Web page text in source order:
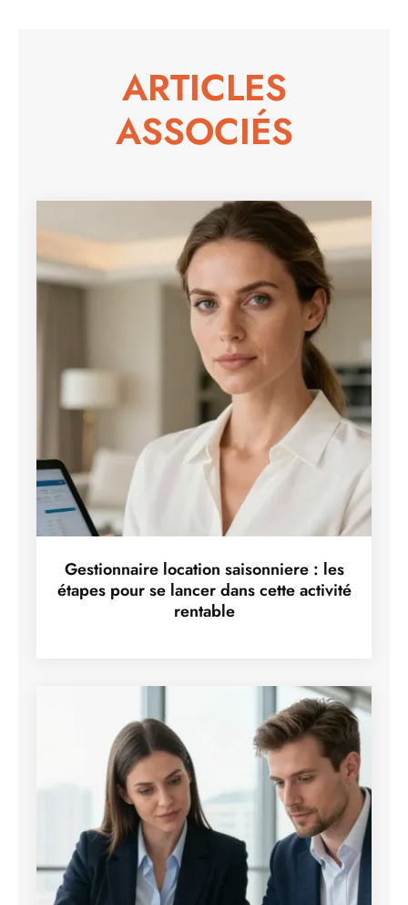
ARTICLES
ASSOCIÉS
Gestionnaire location saisonniere : les
étapes pour se lancer dans cette activité
rentable